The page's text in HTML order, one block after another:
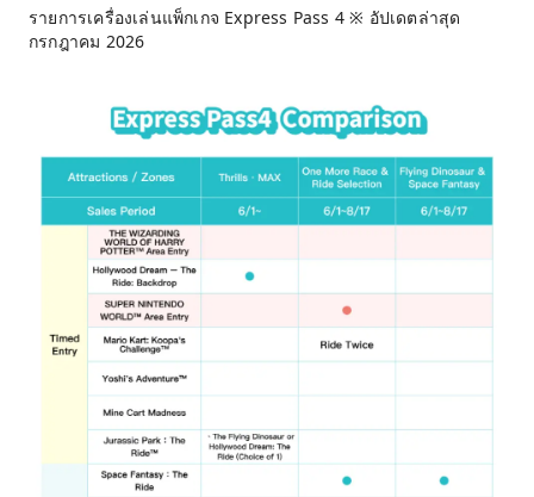
รายการเครื่องเล่นแพ็กเกจ Express Pass 4 ※ อัปเดตล่าสุด
กรกฎาคม 2026